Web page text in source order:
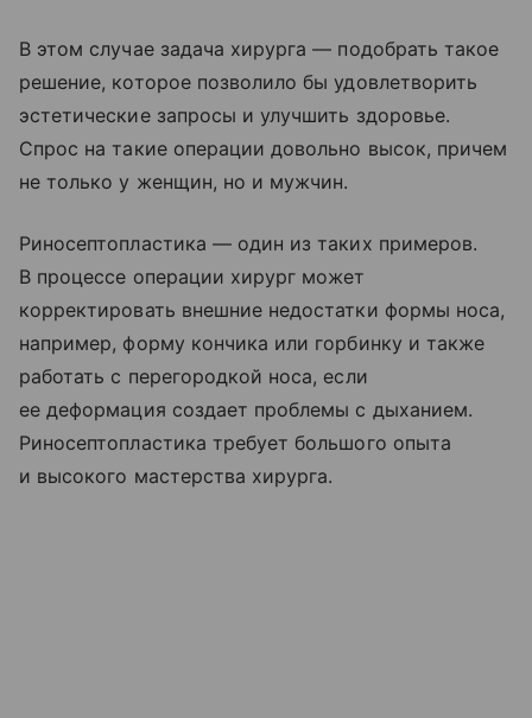
В этом случае задача хирурга — подобрать такое
решение, которое позволило бы удовлетворить
эстетические запросы и улучшить здоровье.
Спрос на такие операции довольно высок, причем
не только у женщин, но и мужчин.
Риносептопластика — один из таких примеров.
В процессе операции хирург может
корректировать внешние недостатки формы носа,
например, форму кончика или горбинку и также
работать с перегородкой носа, если
ее деформация создает проблемы с дыханием.
Риносептопластика требует большого опыта
и высокого мастерства хирурга.